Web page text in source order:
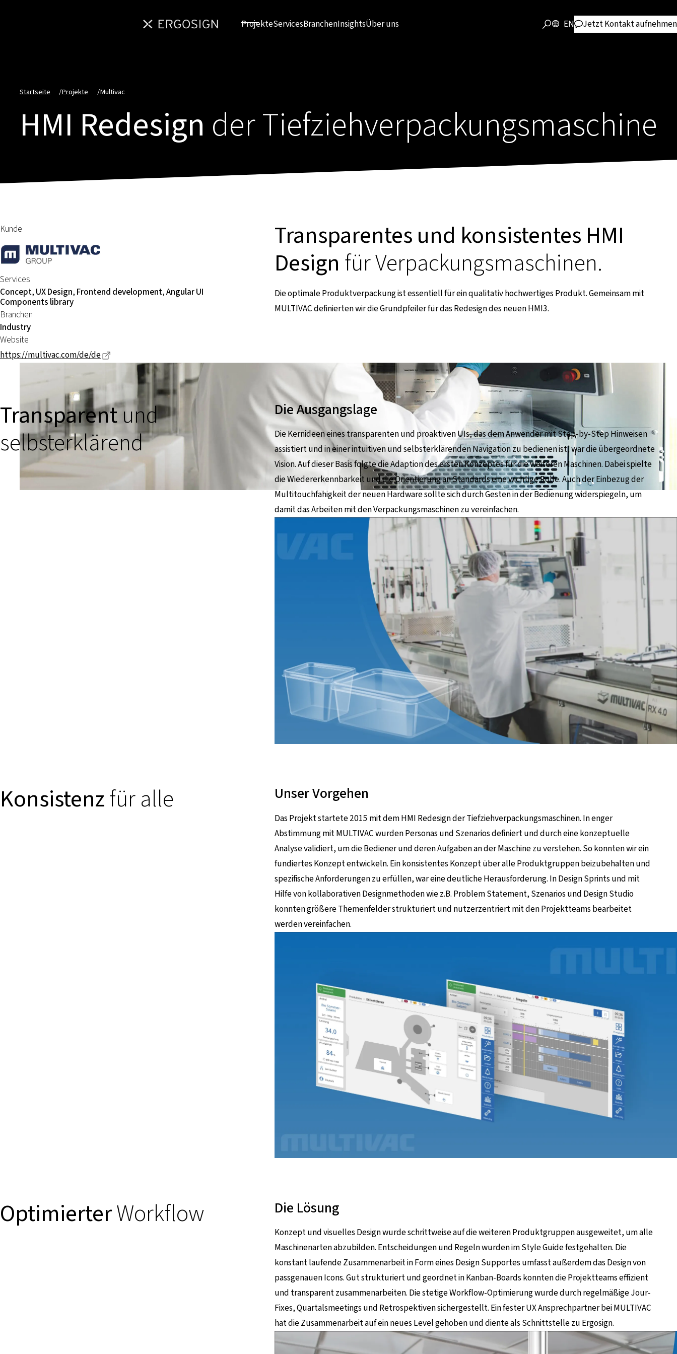
ProjekteServicesBranchenInsightsÜber uns EN Jetzt Kontakt aufnehmen
Startseite /Projekte /Multivac
HMI Redesign der Tiefzieh­verpackungs­maschine
Kunde
Services
Concept, UX Design, Frontend development, Angular UI
Components library
Branchen
Industry
Website
https://multivac.com/de/de
Transparentes und konsistentes HMI
Design für Verpackungsmaschinen.
Die optimale Produktverpackung ist essentiell für ein qualitativ hochwertiges Produkt. Gemeinsam mit
MULTIVAC definierten wir die Grundpfeiler für das Redesign des neuen HMI3.
Transparentund
selbsterklärend
Die Ausgangslage
Die Kernideen eines transparenten und proaktiven UIs, das dem Anwender mit Step-by-Step Hinweisen
assistiert und in einer intuitiven und selbsterklärenden Navigation zu bedienen ist, war die übergeordnete
Vision. Auf dieser Basis folgte die Adaption des ersten Konzeptes für die weiteren Maschinen. Dabei spielte
die Wiedererkennbarkeit und die Orientierung an Standards eine wichtige Rolle. Auch der Einbezug der
Multitouchfähigkeit der neuen Hardware sollte sich durch Gesten in der Bedienung widerspiegeln, um
damit das Arbeiten mit den Verpackungsmaschinen zu vereinfachen.
Konsistenzfür alle Unser Vorgehen
Das Projekt startete 2015 mit dem HMI Redesign der Tiefziehverpackungsmaschinen. In enger
Abstimmung mit MULTIVAC wurden Personas und Szenarios definiert und durch eine konzeptuelle
Analyse validiert, um die Bediener und deren Aufgaben an der Maschine zu verstehen. So konnten wir ein
fundiertes Konzept entwickeln. Ein konsistentes Konzept über alle Produktgruppen beizubehalten und
spezifische Anforderungen zu erfüllen, war eine deutliche Herausforderung. In Design Sprints und mit
Hilfe von kollaborativen Designmethoden wie z.B. Problem Statement, Szenarios und Design Studio
konnten größere Themenfelder strukturiert und nutzerzentriert mit den Projektteams bearbeitet
werden vereinfachen.
OptimierterWorkflow Die Lösung
Konzept und visuelles Design wurde schrittweise auf die weiteren Produktgruppen ausgeweitet, um alle
Maschinenarten abzubilden. Entscheidungen und Regeln wurden im Style Guide festgehalten. Die
konstant laufende Zusammenarbeit in Form eines Design Supportes umfasst außerdem das Design von
passgenauen Icons. Gut strukturiert und geordnet in Kanban-Boards konnten die Projektteams effizient
und transparent zusammenarbeiten. Die stetige Workflow-Optimierung wurde durch regelmäßige Jour-
Fixes, Quartalsmeetings und Retrospektiven sichergestellt. Ein fester UX Ansprechpartner bei MULTIVAC
hat die Zusammenarbeit auf ein neues Level gehoben und diente als Schnittstelle zu Ergosign.